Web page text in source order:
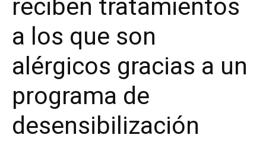
reciben tratamientos
a los que son
alérgicos gracias a un
programa de
desensibilización